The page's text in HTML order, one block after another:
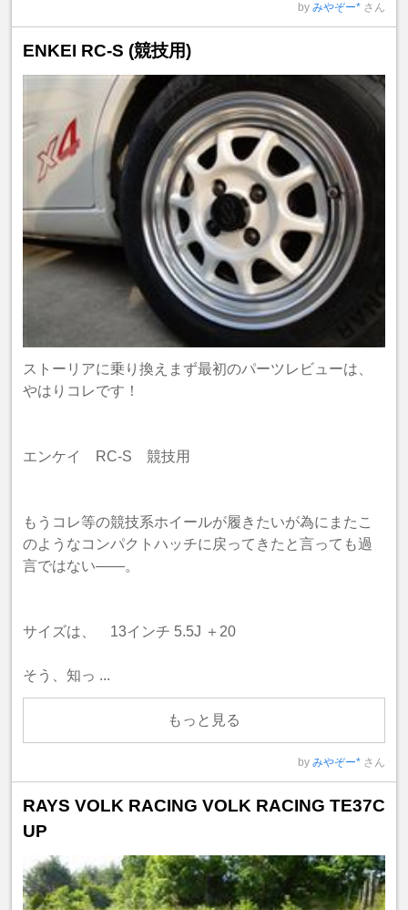
by みやぞー* さん
ENKEI RC-S (競技用)
ストーリアに乗り換えまず最初のパーツレビューは、
やはりコレです！
エンケイ RC-S 競技用
もうコレ等の競技系ホイールが履きたいが為にまたこ
のようなコンパクトハッチに戻ってきたと言っても過
言ではない――。
サイズは、 13インチ 5.5J ＋20
そう、知っ ...
もっと見る
by みやぞー* さん
RAYS VOLK RACING VOLK RACING TE37C
UP